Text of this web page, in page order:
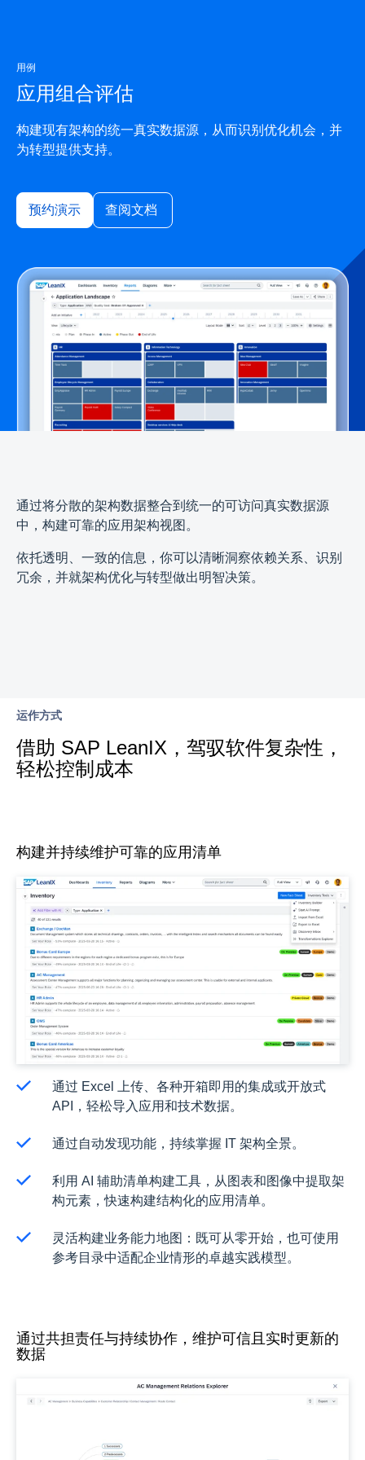
用例
应用组合评估
构建现有架构的统一真实数据源，从而识别优化机会，并
为转型提供支持。
预约演示 查阅文档
通过将分散的架构数据整合到统一的可访问真实数据源
中，构建可靠的应用架构视图。
依托透明、一致的信息，你可以清晰洞察依赖关系、识别
冗余，并就架构优化与转型做出明智决策。
运作方式
借助 SAP LeanIX，驾驭软件复杂性，
轻松控制成本
构建并持续维护可靠的应用清单
通过 Excel 上传、各种开箱即用的集成或开放式
API，轻松导入应用和技术数据。​
通过自动发现功能，持续掌握 IT 架构全景。​
利用 AI 辅助清单构建工具，从图表和图像中提取架
构元素，快速构建结构化的应用清单。​
灵活构建业务能力地图：既可从零开始，也可使用
参考目录中适配企业情形的卓越实践模型。
通过共担责任与持续协作，维护可信且实时更新的
数据